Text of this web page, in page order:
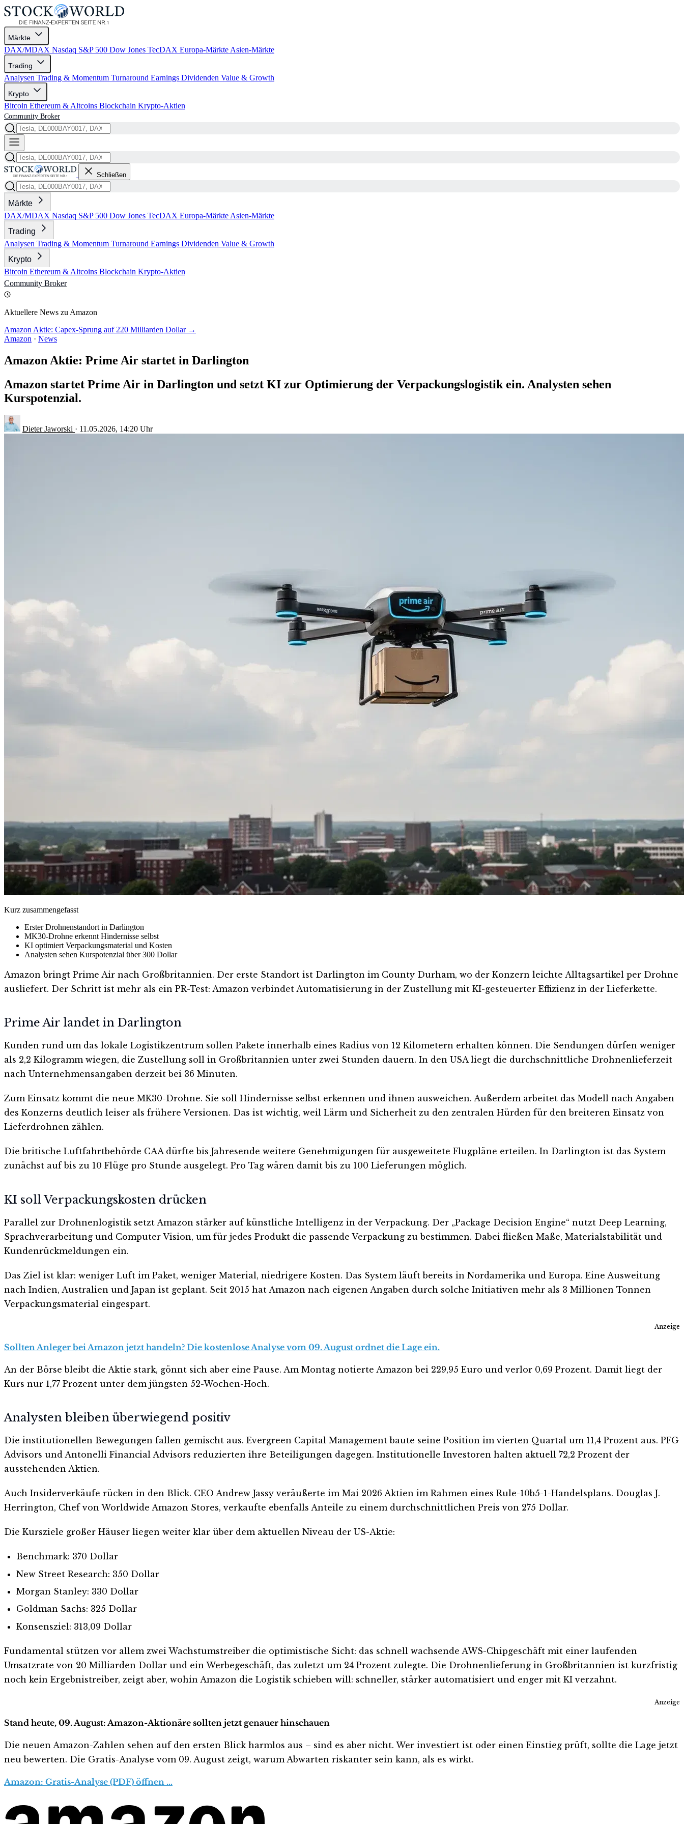
Märkte
DAX/MDAX Nasdaq S&P 500 Dow Jones TecDAX Europa-Märkte Asien-Märkte
Trading
Analysen Trading & Momentum Turnaround Earnings Dividenden Value & Growth
Krypto
Bitcoin Ethereum & Altcoins Blockchain Krypto-Aktien
Community Broker
Schließen
Märkte
DAX/MDAX Nasdaq S&P 500 Dow Jones TecDAX Europa-Märkte Asien-Märkte
Trading
Analysen Trading & Momentum Turnaround Earnings Dividenden Value & Growth
Krypto
Bitcoin Ethereum & Altcoins Blockchain Krypto-Aktien
Community Broker
Aktuellere News zu Amazon
Amazon Aktie: Capex-Sprung auf 220 Milliarden Dollar →
Amazon · News
Amazon Aktie: Prime Air startet in Darlington
Amazon startet Prime Air in Darlington und setzt KI zur Optimierung der Verpackungslogistik ein. Analysten sehen
Kurspotenzial.
Dieter Jaworski · 11.05.2026, 14:20 Uhr
Kurz zusammengefasst
Erster Drohnenstandort in Darlington
MK30-Drohne erkennt Hindernisse selbst
KI optimiert Verpackungsmaterial und Kosten
Analysten sehen Kurspotenzial über 300 Dollar
Amazon bringt Prime Air nach Großbritannien. Der erste Standort ist Darlington im County Durham, wo der Konzern leichte Alltagsartikel per Drohne
ausliefert. Der Schritt ist mehr als ein PR-Test: Amazon verbindet Automatisierung in der Zustellung mit KI-gesteuerter Effizienz in der Lieferkette.
Prime Air landet in Darlington
Kunden rund um das lokale Logistikzentrum sollen Pakete innerhalb eines Radius von 12 Kilometern erhalten können. Die Sendungen dürfen weniger
als 2,2 Kilogramm wiegen, die Zustellung soll in Großbritannien unter zwei Stunden dauern. In den USA liegt die durchschnittliche Drohnenlieferzeit
nach Unternehmensangaben derzeit bei 36 Minuten.
Zum Einsatz kommt die neue MK30-Drohne. Sie soll Hindernisse selbst erkennen und ihnen ausweichen. Außerdem arbeitet das Modell nach Angaben
des Konzerns deutlich leiser als frühere Versionen. Das ist wichtig, weil Lärm und Sicherheit zu den zentralen Hürden für den breiteren Einsatz von
Lieferdrohnen zählen.
Die britische Luftfahrtbehörde CAA dürfte bis Jahresende weitere Genehmigungen für ausgeweitete Flugpläne erteilen. In Darlington ist das System
zunächst auf bis zu 10 Flüge pro Stunde ausgelegt. Pro Tag wären damit bis zu 100 Lieferungen möglich.
KI soll Verpackungskosten drücken
Parallel zur Drohnenlogistik setzt Amazon stärker auf künstliche Intelligenz in der Verpackung. Der „Package Decision Engine“ nutzt Deep Learning,
Sprachverarbeitung und Computer Vision, um für jedes Produkt die passende Verpackung zu bestimmen. Dabei fließen Maße, Materialstabilität und
Kundenrückmeldungen ein.
Das Ziel ist klar: weniger Luft im Paket, weniger Material, niedrigere Kosten. Das System läuft bereits in Nordamerika und Europa. Eine Ausweitung
nach Indien, Australien und Japan ist geplant. Seit 2015 hat Amazon nach eigenen Angaben durch solche Initiativen mehr als 3 Millionen Tonnen
Verpackungsmaterial eingespart.
Anzeige
Sollten Anleger bei Amazon jetzt handeln? Die kostenlose Analyse vom 09. August ordnet die Lage ein.
An der Börse bleibt die Aktie stark, gönnt sich aber eine Pause. Am Montag notierte Amazon bei 229,95 Euro und verlor 0,69 Prozent. Damit liegt der
Kurs nur 1,77 Prozent unter dem jüngsten 52-Wochen-Hoch.
Analysten bleiben überwiegend positiv
Die institutionellen Bewegungen fallen gemischt aus. Evergreen Capital Management baute seine Position im vierten Quartal um 11,4 Prozent aus. PFG
Advisors und Antonelli Financial Advisors reduzierten ihre Beteiligungen dagegen. Institutionelle Investoren halten aktuell 72,2 Prozent der
ausstehenden Aktien.
Auch Insiderverkäufe rücken in den Blick. CEO Andrew Jassy veräußerte im Mai 2026 Aktien im Rahmen eines Rule-10b5-1-Handelsplans. Douglas J.
Herrington, Chef von Worldwide Amazon Stores, verkaufte ebenfalls Anteile zu einem durchschnittlichen Preis von 275 Dollar.
Die Kursziele großer Häuser liegen weiter klar über dem aktuellen Niveau der US-Aktie:
Benchmark: 370 Dollar
New Street Research: 350 Dollar
Morgan Stanley: 330 Dollar
Goldman Sachs: 325 Dollar
Konsensziel: 313,09 Dollar
Fundamental stützen vor allem zwei Wachstumstreiber die optimistische Sicht: das schnell wachsende AWS-Chipgeschäft mit einer laufenden
Umsatzrate von 20 Milliarden Dollar und ein Werbegeschäft, das zuletzt um 24 Prozent zulegte. Die Drohnenlieferung in Großbritannien ist kurzfristig
noch kein Ergebnistreiber, zeigt aber, wohin Amazon die Logistik schieben will: schneller, stärker automatisiert und enger mit KI verzahnt.
Anzeige
Stand heute, 09. August: Amazon-Aktionäre sollten jetzt genauer hinschauen
Die neuen Amazon-Zahlen sehen auf den ersten Blick harmlos aus – sind es aber nicht. Wer investiert ist oder einen Einstieg prüft, sollte die Lage jetzt
neu bewerten. Die Gratis-Analyse vom 09. August zeigt, warum Abwarten riskanter sein kann, als es wirkt.
Amazon: Gratis-Analyse (PDF) öffnen …